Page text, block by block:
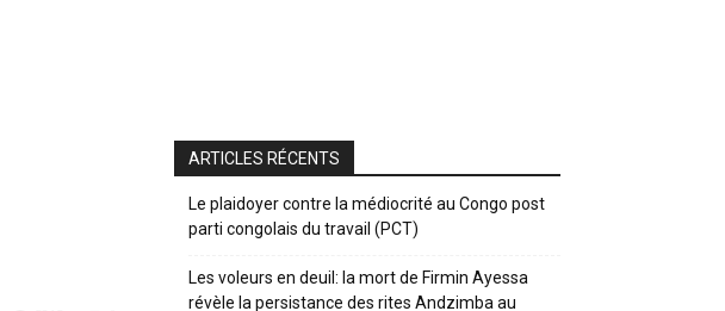
ARTICLES RÉCENTS
Le plaidoyer contre la médiocrité au Congo post
parti congolais du travail (PCT)
Les voleurs en deuil: la mort de Firmin Ayessa
révèle la persistance des rites Andzimba au